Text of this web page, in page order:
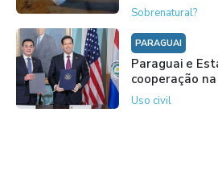
Sobrenatural?
PARAGUAI
Paraguai e
cooperação
Uso civil